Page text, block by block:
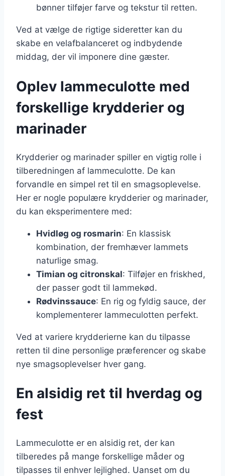
bønner tilføjer farve og tekstur til retten.
Ved at vælge de rigtige sideretter kan du
skabe en velafbalanceret og indbydende
middag, der vil imponere dine gæster.
Oplev lammeculotte med
forskellige krydderier og
marinader
Krydderier og marinader spiller en vigtig rolle i
tilberedningen af lammeculotte. De kan
forvandle en simpel ret til en smagsoplevelse.
Her er nogle populære krydderier og marinader,
du kan eksperimentere med:
Hvidløg og rosmarin: En klassisk
kombination, der fremhæver lammets
naturlige smag.
Timian og citronskal: Tilføjer en friskhed,
der passer godt til lammekød.
Rødvinssauce: En rig og fyldig sauce, der
komplementerer lammeculotten perfekt.
Ved at variere krydderierne kan du tilpasse
retten til dine personlige præferencer og skabe
nye smagsoplevelser hver gang.
En alsidig ret til hverdag og
fest
Lammeculotte er en alsidig ret, der kan
tilberedes på mange forskellige måder og
tilpasses til enhver lejlighed. Uanset om du